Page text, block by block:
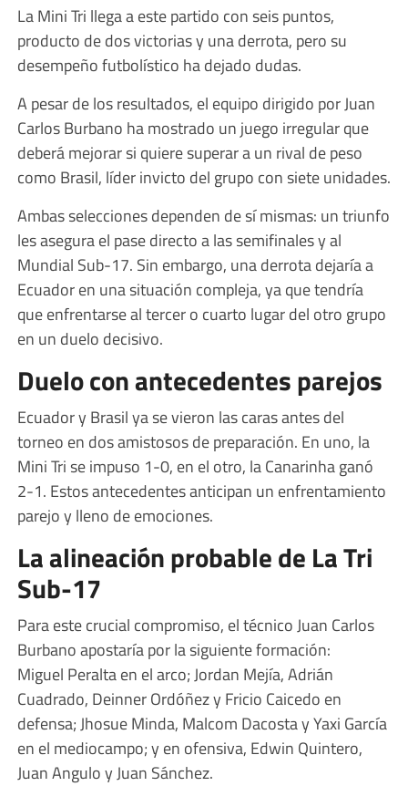
La Mini Tri llega a este partido con seis puntos,
producto de dos victorias y una derrota, pero su
desempeño futbolístico ha dejado dudas.
A pesar de los resultados, el equipo dirigido por Juan
Carlos Burbano ha mostrado un juego irregular que
deberá mejorar si quiere superar a un rival de peso
como Brasil, líder invicto del grupo con siete unidades.
Ambas selecciones dependen de sí mismas: un triunfo
les asegura el pase directo a las semifinales y al
Mundial Sub-17. Sin embargo, una derrota dejaría a
Ecuador en una situación compleja, ya que tendría
que enfrentarse al tercer o cuarto lugar del otro grupo
en un duelo decisivo.
Duelo con antecedentes parejos
Ecuador y Brasil ya se vieron las caras antes del
torneo en dos amistosos de preparación. En uno, la
Mini Tri se impuso 1-0, en el otro, la Canarinha ganó
2-1. Estos antecedentes anticipan un enfrentamiento
parejo y lleno de emociones.
La alineación probable de La Tri
Sub-17
Para este crucial compromiso, el técnico Juan Carlos
Burbano apostaría por la siguiente formación:
Miguel Peralta en el arco; Jordan Mejía, Adrián
Cuadrado, Deinner Ordóñez y Fricio Caicedo en
defensa; Jhosue Minda, Malcom Dacosta y Yaxi García
en el mediocampo; y en ofensiva, Edwin Quintero,
Juan Angulo y Juan Sánchez.